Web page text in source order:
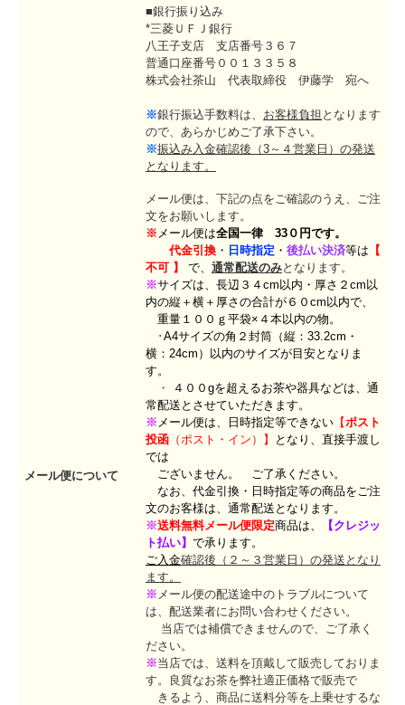
※ 日時指定・後払い等を希望の場合 ＝ 単品の商品×購入数をお選びください。
※ ご注意 ＝ ご希望の日時指定・後払い等の指定をされますと送料は【有
■銀行振り込み
*三菱ＵＦＪ銀行
八王子支店 支店番号３６７
普通口座番号００１３３５８
株式会社茶山 代表取締役 伊藤学 宛へ
※銀行振込手数料は、 お客様負担 となります
ので、あらかじめご了承下さい。
※振込み入金確認後（3～４営業日）の発送
となります。
メール便について
メール便は、下記の点をご確認のうえ、ご注
文をお願いします。
※ メール便は全国一律 33０円です。
代金引換 ・ 日時指定 ・ 後払い決済等は 【
不可 】 で、 通常配送のみとなります。
※サイズは、 長辺３４cm以内・厚さ２cm以
内の縦＋横＋厚さの合計が６０cm以内で、
重量１００ｇ平袋×４本以内の物。
･A4サイズの角２封筒（縦：33.2cm・
横：24cm）以内のサイズが目安となりま
す。
・
４００gを超えるお茶や器具などは、通
常配送とさせていただきます。
※ メール便は、 日時指定等できない 【ポスト
投函 （ ポスト・イン）】
となり、直接手渡し
では
ございません。 ご了承ください。
なお、代金引換・日時指定等の商品をご注
文のお客様は、通常配送となります。
※送料無料メール便限定商品は、 【クレジッ
ト払い】 で承ります。
ご入金確認後（２～３営業日）の発送となり
ます。
※ メール便の配送途中のトラブルについて
は、配送業者にお問い合わせください。
当店では補償できませんので、ご了承く
ださい。
※当店では、送料を頂戴して販売しておりま
す。良質なお茶を弊社適正価格で販売で
きるよう、商品に送料分等を上乗せするな